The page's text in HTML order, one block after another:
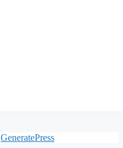
GeneratePress